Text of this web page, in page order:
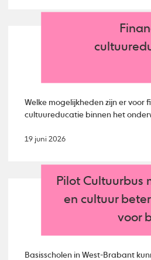
Welke mogelijkheden zijn er voor
cultuureducatie binnen het
19 juni 2026
Pilot Cultuurbus
en cultuur
voor
Basisscholen in West-Brabant